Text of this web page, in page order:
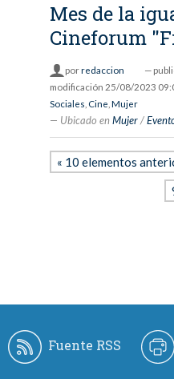
Mes de la
Cineforum
porredaccion —
modificación 25/08/2023
Sociales Cine Mujer
Ubicado en Mujer /
« 10 elementos
Fuente RSS